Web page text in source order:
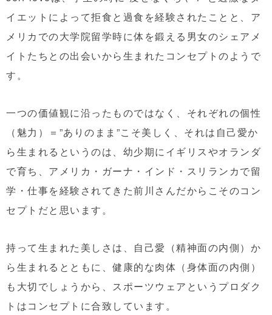
イエットによって拒食と過食を経験されたことと、ア
メリカでの大学院留学時に体を鍛える男女のシェアメ
イトたちとの出会いから生まれたコンセプトのようで
す。
一つの価値観に沿ったものではなく、それぞれの個性
（魅力）＝”ありのまま”こそ美しく、それは自己愛か
ら生まれるというのは、幼少期にイギリスやオランダ
で育ち、アメリカ・ガーナ・インド・スリランカで留
学・仕事を経験されてきた前川さんだからこそのコン
セプトだと思います。
持って生まれた美しさは、自己愛（精神面の内側）か
ら生まれるとともに、健康的な肉体（身体面の内側）
も大切でしょうから、スポーツウェアというプロダク
トはコンセプトに合致しています。